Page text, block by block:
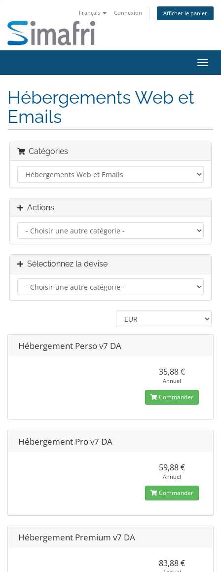
Français Connexion Afficher le panier
la
Hébergements Web et
Emails
Catégories
Actions
Sélectionnez la devise
Hébergement Perso v7 DA
35,88 €
Annuel
Commander
Hébergement Pro v7 DA
59,88 €
Annuel
Commander
Hébergement Premium v7 DA
83,88 €